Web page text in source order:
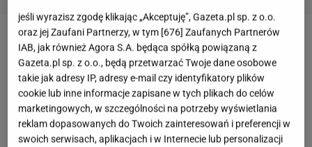
SprawąDariusza K.i jego relacjami z rodziną w
ostatnim czasie żyją wszystkie media. Były mąż
Edyty Górniak po ponad trzech latach opuścił
więzienie, ale podobno ani razu nie skontaktował się
z najbliższymi. Najpierw informację potwierdził
jeśli wyrazisz zgodę klikając „Akceptuję”, Gazeta.pl sp. z o.o.
oraz jej Zaufani Partnerzy, w tym [676] Zaufanych Partnerów
IAB, jak również Agora S.A. będąca spółką powiązaną z
Gazeta.pl sp. z o.o., będą przetwarzać Twoje dane osobowe
takie jak adresy IP, adresy e-mail czy identyfikatory plików
cookie lub inne informacje zapisane w tych plikach do celów
marketingowych, w szczególności na potrzeby wyświetlania
reklam dopasowanych do Twoich zainteresowań i preferencji w
swoich serwisach, aplikacjach i w Internecie lub personalizacji